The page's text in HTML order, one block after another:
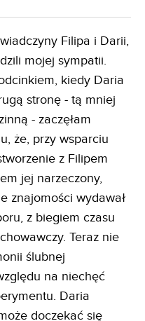
Filipa i Darii,
mojej sympatii.
kiedy Daria
stronę - tą mniej
- zaczęłam
że, przy wsparciu
z Filipem
jej narzeczony,
znajomości wydawał
z biegiem czasu
Teraz nie
ślubnej
na niechęć
Daria
doczekać się